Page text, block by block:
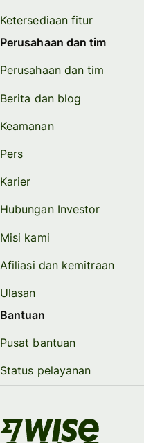
Ketersediaan fitur
Perusahaan dan tim
Perusahaan dan tim
Berita dan blog
Keamanan
Pers
Karier
Hubungan Investor
Misi kami
Afiliasi dan kemitraan
Ulasan
Bantuan
Pusat bantuan
Status pelayanan